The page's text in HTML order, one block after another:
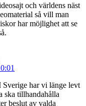
och världens näst
så vill man
har möjlighet att se
har vi länge levt
ska tillhandahålla
beslut av valda